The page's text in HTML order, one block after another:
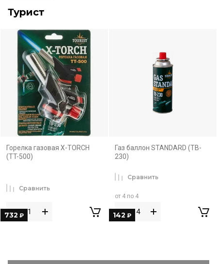
Турист
Горелка газовая X-TORCH
(TT-500)
732 ₽
Сравнить
Газ баллон STANDARD (TB-
230)
142 ₽
от 4 по 4
Сравнить